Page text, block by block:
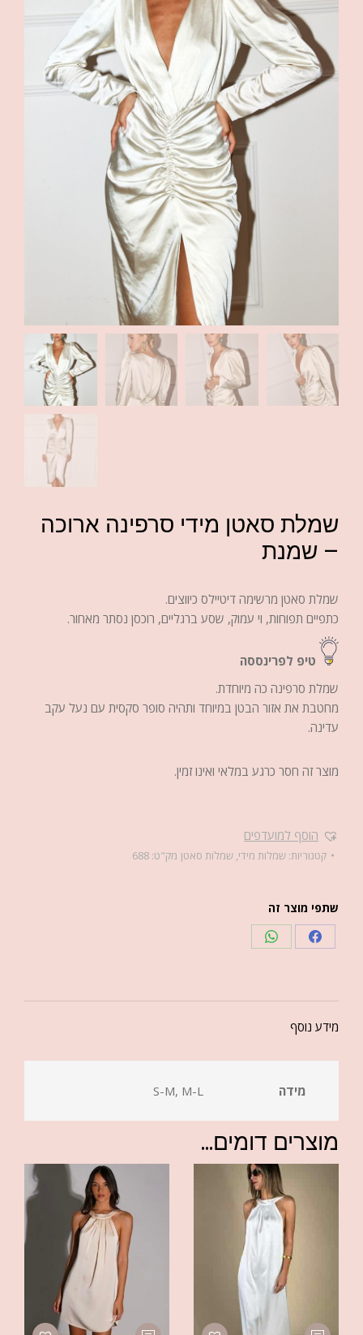
שמלת סאטן מידי סרפינה ארוכה
– שמנת
שמלת סאטן מרשימה דיטיילס כיווצים.
כתפיים תפוחות, וי עמוק, שסע ברגליים, רוכסן נסתר מאחור.
טיפ לפרינססה
שמלת סרפינה כה מיוחדת.
מחטבת את אזור הבטן במיוחד ותהיה סופר סקסית עם נעל עקב
עדינה.
מוצר זה חסר כרגע במלאי ואינו זמין.
הוסף למועדפים
קטגוריות: שמלות מידי, שמלות סאטן מק"ט: 688
שתפי מוצר זה
מידע נוסף
מידה S-M, M-L
מוצרים דומים...